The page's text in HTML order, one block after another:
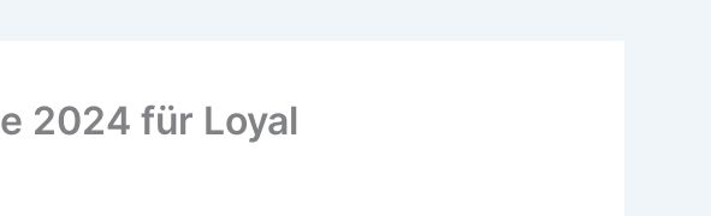
2024 für Loyal